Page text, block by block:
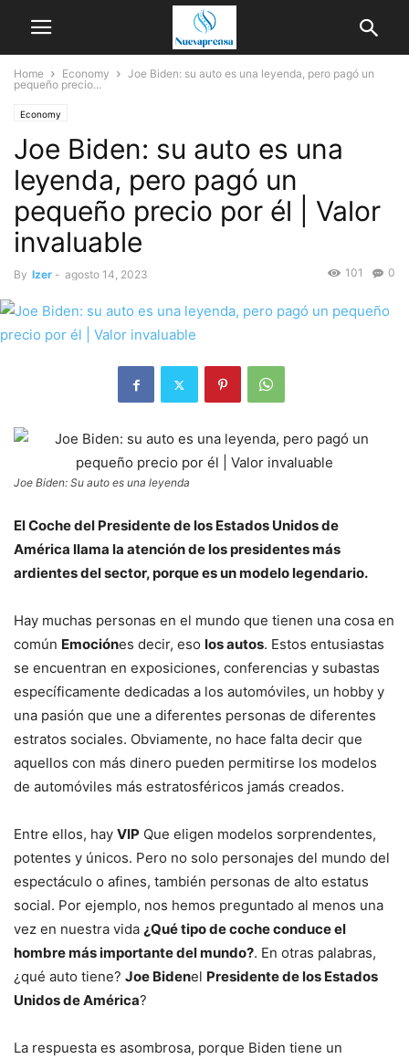
Home Economy
Joe Biden: su auto es una leyenda, pero pagó un
pequeño precio...
Economy
Joe Biden: su auto es una
leyenda, pero pagó un
pequeño precio por él | Valor
invaluable
By Izer - agosto 14, 2023 0
101
Joe Biden: Su auto es una leyenda
El Coche del Presidente de los Estados Unidos de
América llama la atención de los presidentes más
ardientes del sector, porque es un modelo legendario.
Hay muchas personas en el mundo que tienen una cosa en
común Emociónes decir, eso los autos. Estos entusiastas
se encuentran en exposiciones, conferencias y subastas
específicamente dedicadas a los automóviles, un hobby y
una pasión que une a diferentes personas de diferentes
estratos sociales. Obviamente, no hace falta decir que
aquellos con más dinero pueden permitirse los modelos
de automóviles más estratosféricos jamás creados.
Entre ellos, hay VIP Que eligen modelos sorprendentes,
potentes y únicos. Pero no solo personajes del mundo del
espectáculo o afines, también personas de alto estatus
social. Por ejemplo, nos hemos preguntado al menos una
vez en nuestra vida ¿Qué tipo de coche conduce el
hombre más importante del mundo?. En otras palabras,
¿qué auto tiene? Joe Bidenel Presidente de los Estados
Unidos de América?
La respuesta es asombrosa, porque Biden tiene un